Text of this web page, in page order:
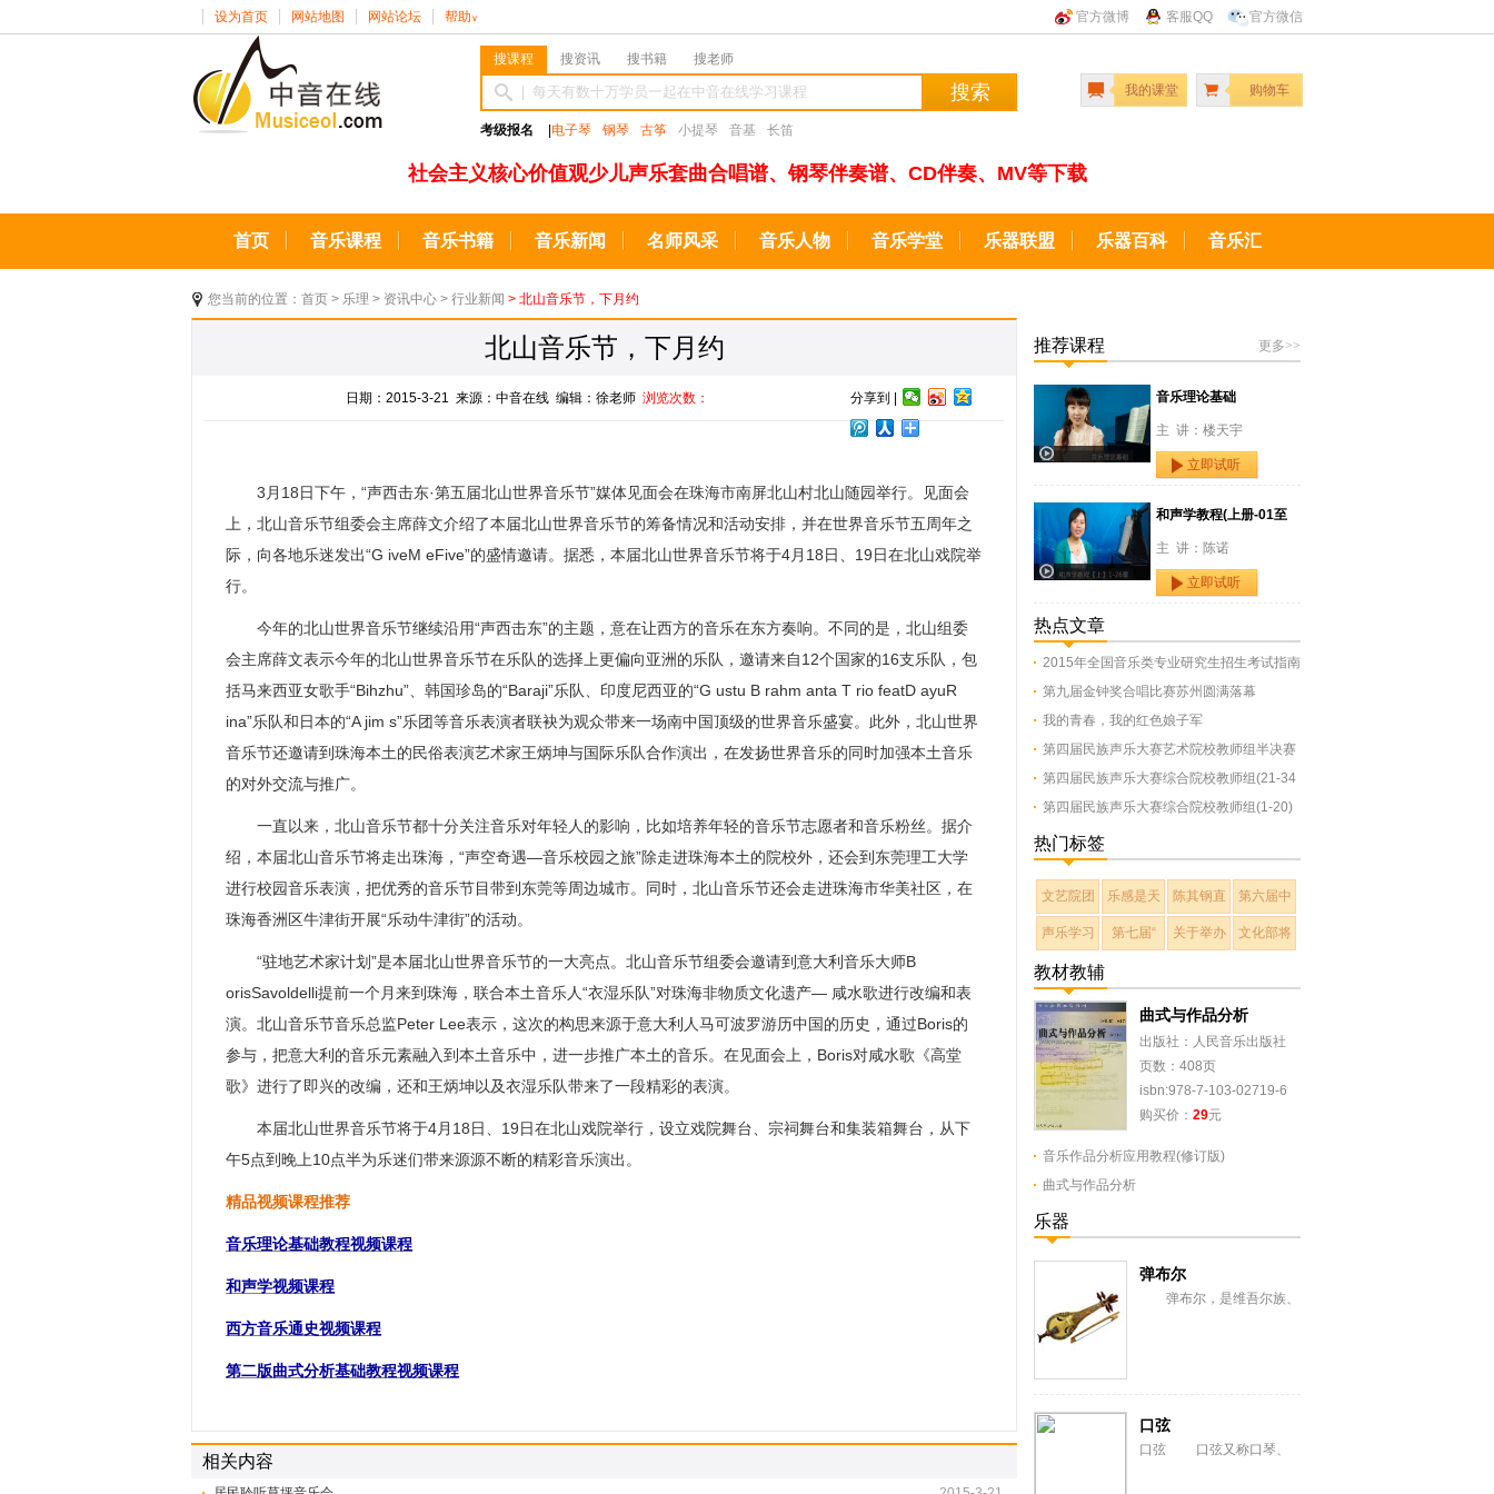
官方微博 客服QQ 官方微信
设为首页 网站地图 网站论坛 帮助 ∨
搜课程 搜资讯 搜书籍 搜老师
搜索
考级报名 电子琴 钢琴 古筝 小提琴 音基 长笛
我的课堂 购物车
社会主义核心价值观少儿声乐套曲合唱谱、钢琴伴奏谱、CD伴奏、MV等下载
首页 音乐课程 音乐书籍 音乐新闻 名师风采 音乐人物 音乐学堂 乐器联盟 乐器百科 音乐汇
您当前的位置： 首页 > 乐理 > 资讯中心 > 行业新闻 > 北山音乐节，下月约
北山音乐节，下月约
分享到 |
日期：2015-3-21 来源：中音在线 编辑：徐老师 浏览次数：
3月18日下午，“声西击东·第五届北山世界音乐节”媒体见面会在珠海市南屏北山村北山随园举行。见面会
上，北山音乐节组委会主席薛文介绍了本届北山世界音乐节的筹备情况和活动安排，并在世界音乐节五周年之
际，向各地乐迷发出“G iveM eFive”的盛情邀请。据悉，本届北山世界音乐节将于4月18日、19日在北山戏院举
行。
今年的北山世界音乐节继续沿用“声西击东”的主题，意在让西方的音乐在东方奏响。不同的是，北山组委
会主席薛文表示今年的北山世界音乐节在乐队的选择上更偏向亚洲的乐队，邀请来自12个国家的16支乐队，包
括马来西亚女歌手“Bihzhu”、韩国珍岛的“Baraji”乐队、印度尼西亚的“G ustu B rahm anta T rio featD ayuR
ina”乐队和日本的“A jim s”乐团等音乐表演者联袂为观众带来一场南中国顶级的世界音乐盛宴。此外，北山世界
音乐节还邀请到珠海本土的民俗表演艺术家王炳坤与国际乐队合作演出，在发扬世界音乐的同时加强本土音乐
的对外交流与推广。
一直以来，北山音乐节都十分关注音乐对年轻人的影响，比如培养年轻的音乐节志愿者和音乐粉丝。据介
绍，本届北山音乐节将走出珠海，“声空奇遇—音乐校园之旅”除走进珠海本土的院校外，还会到东莞理工大学
进行校园音乐表演，把优秀的音乐节目带到东莞等周边城市。同时，北山音乐节还会走进珠海市华美社区，在
珠海香洲区牛津街开展“乐动牛津街”的活动。
“驻地艺术家计划”是本届北山世界音乐节的一大亮点。北山音乐节组委会邀请到意大利音乐大师B
orisSavoldelli提前一个月来到珠海，联合本土音乐人“衣湿乐队”对珠海非物质文化遗产— 咸水歌进行改编和表
演。北山音乐节音乐总监Peter Lee表示，这次的构思来源于意大利人马可波罗游历中国的历史，通过Boris的
参与，把意大利的音乐元素融入到本土音乐中，进一步推广本土的音乐。在见面会上，Boris对咸水歌《高堂
歌》进行了即兴的改编，还和王炳坤以及衣湿乐队带来了一段精彩的表演。
本届北山世界音乐节将于4月18日、19日在北山戏院举行，设立戏院舞台、宗祠舞台和集装箱舞台，从下
午5点到晚上10点半为乐迷们带来源源不断的精彩音乐演出。
精品视频课程推荐
音乐理论基础教程视频课程
和声学视频课程
西方音乐通史视频课程
第二版曲式分析基础教程视频课程
相关内容
更多>>
推荐课程
音乐理论基础
主 讲：楼天宇
立即试听
和声学教程(上册-01至
主 讲：陈诺
立即试听
热点文章
2015年全国音乐类专业研究生招生考试指南
第九届金钟奖合唱比赛苏州圆满落幕
我的青春，我的红色娘子军
第四届民族声乐大赛艺术院校教师组半决赛
第四届民族声乐大赛综合院校教师组(21-34
第四届民族声乐大赛综合院校教师组(1-20)
热门标签
文艺院团 乐感是天 陈其钢直 第六届中
声乐学习 第七届“ 关于举办 文化部将
教材教辅
曲式与作品分析
出版社：人民音乐出版社
页数：408页
isbn:978-7-103-02719-6
购买价： 29元
音乐作品分析应用教程(修订版)
曲式与作品分析
乐器
弹布尔
弹布尔，是维吾尔族、
口弦
口弦 口弦又称口琴、